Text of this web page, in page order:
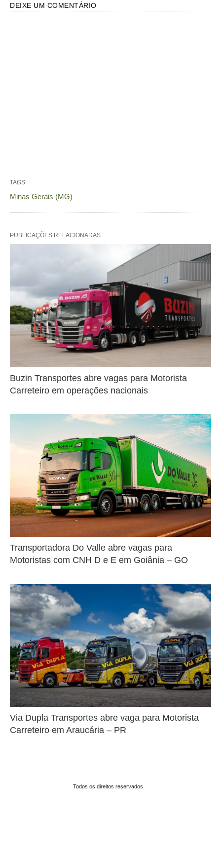
DEIXE UM COMENTÁRIO
TAGS:
Minas Gerais (MG)
PUBLICAÇÕES RELACIONADAS
Buzin Transportes abre vagas para Motorista
Carreteiro em operações nacionais
Transportadora Do Valle abre vagas para
Motoristas com CNH D e E em Goiânia – GO
Via Dupla Transportes abre vaga para Motorista
Carreteiro em Araucária – PR
Todos os direitos reservados